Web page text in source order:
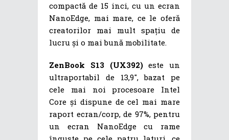
compactă de 15 inci, cu un ecran
NanoEdge, mai mare, ce le oferă
creatorilor mai mult spațiu de
lucru și o mai bună mobilitate.
ZenBook S13 (UX392)este un
ultraportabil de 13,9″, bazat pe
cele mai noi procesoare Intel
Core și dispune de cel mai mare
raport ecran/corp, de 97%, pentru
un ecran NanoEdge cu rame